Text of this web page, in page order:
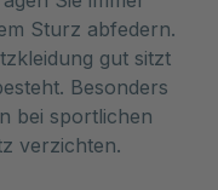
Sturz abfedern.
gut sitzt
Besonders
bei sportlichen
verzichten.